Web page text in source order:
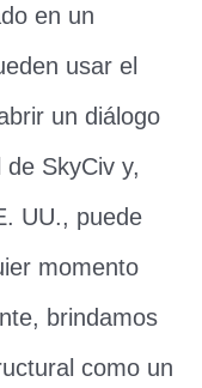
en un
usar el
un diálogo
SkyCiv y,
UU., puede
momento
brindamos
como un